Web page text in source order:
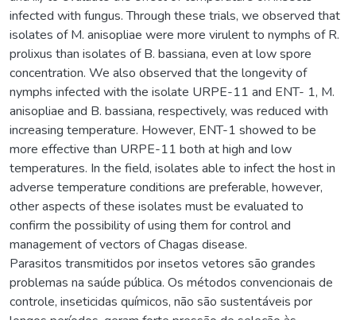
infected with fungus. Through these trials, we observed that
isolates of M. anisopliae were more virulent to nymphs of R.
prolixus than isolates of B. bassiana, even at low spore
concentration. We also observed that the longevity of
nymphs infected with the isolate URPE-11 and ENT- 1, M.
anisopliae and B. bassiana, respectively, was reduced with
increasing temperature. However, ENT-1 showed to be
more effective than URPE-11 both at high and low
temperatures. In the field, isolates able to infect the host in
adverse temperature conditions are preferable, however,
other aspects of these isolates must be evaluated to
confirm the possibility of using them for control and
management of vectors of Chagas disease.
Parasitos transmitidos por insetos vetores são grandes
problemas na saúde pública. Os métodos convencionais de
controle, inseticidas químicos, não são sustentáveis por